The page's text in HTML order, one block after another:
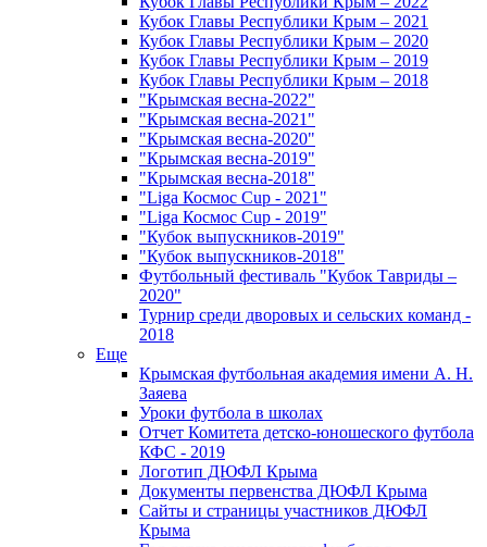
Кубок Главы Республики Крым – 2021
Кубок Главы Республики Крым – 2020
Кубок Главы Республики Крым – 2019
Кубок Главы Республики Крым – 2018
"Крымская весна-2022"
"Крымская весна-2021"
"Крымская весна-2020"
"Крымская весна-2019"
"Крымская весна-2018"
"Liga Космос Cup - 2021"
"Liga Космос Cup - 2019"
"Кубок выпускников-2019"
"Кубок выпускников-2018"
Футбольный фестиваль "Кубок Тавриды –
2020"
Турнир среди дворовых и сельских команд -
2018
Еще
Крымская футбольная академия имени А. Н.
Заяева
Уроки футбола в школах
Отчет Комитета детско-юношеского футбола
КФС - 2019
Логотип ДЮФЛ Крыма
Документы первенства ДЮФЛ Крыма
Сайты и страницы участников ДЮФЛ
Крыма